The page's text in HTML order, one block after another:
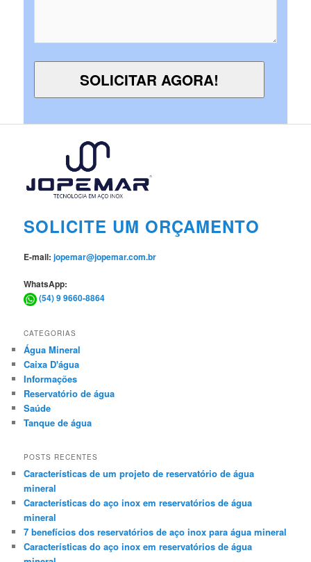
SOLICITE UM ORÇAMENTO
E-mail:jopemar@jopemar.com.br
WhatsApp:
(54) 9 9660-8864
CATEGORIAS
Água Mineral
Caixa D'água
Informações
Reservatório de água
Saúde
Tanque de água
POSTS RECENTES
Características de um projeto de reservatório de água
mineral
Características do aço inox em reservatórios de água
mineral
7 benefícios dos reservatórios de aço inox para água mineral
Características do aço inox em reservatórios de água